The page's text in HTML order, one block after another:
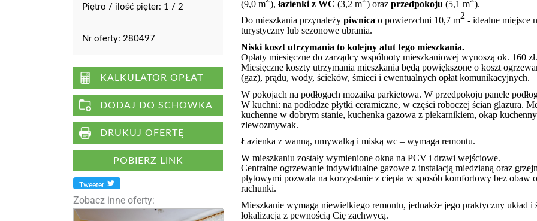
Piętro / ilość pięter: 1 / 2
Nr oferty: 280497
KALKULATOR OPŁAT
DODAJ DO SCHOWKA
DRUKUJ OFERTĘ
POBIERZ LINK
Tweeter
Zobacz inne oferty:
(9,0 m ), łazienki z WC (3,2 m ) oraz przedpokoju (5,1 m ).
Do mieszkania przynależy piwnica o powierzchni 10,7 m2 - idealne miejsce
turystyczny lub sezonowe ubrania.
Niski koszt utrzymania to kolejny atut tego mieszkania.
Opłaty miesięczne do zarządcy wspólnoty mieszkaniowej wynoszą ok. 160 zł.
Miesięczne koszty utrzymania mieszkania będą powiększone o koszt
(gaz), prądu, wody, ścieków, śmieci i ewentualnych opłat komunikacyjnych.
W pokojach na podłogach mozaika parkietowa. W przedpokoju panele
W kuchni: na podłodze płytki ceramiczne, w części roboczej ścian glazura.
kuchenne w dobrym stanie, kuchenka gazowa z piekarnikiem, okap
zlewozmywak.
Łazienka z wanną, umywalką i miską wc – wymaga remontu.
W mieszkaniu zostały wymienione okna na PCV i drzwi wejściowe.
Centralne ogrzewanie indywidualne gazowe z instalacją miedzianą oraz
płytowymi pozwala na korzystanie z ciepła w sposób komfortowy bez obaw o
rachunki.
Mieszkanie wymaga niewielkiego remontu, jednakże jego praktyczny układ i
lokalizacja z pewnością Cię zachwycą.